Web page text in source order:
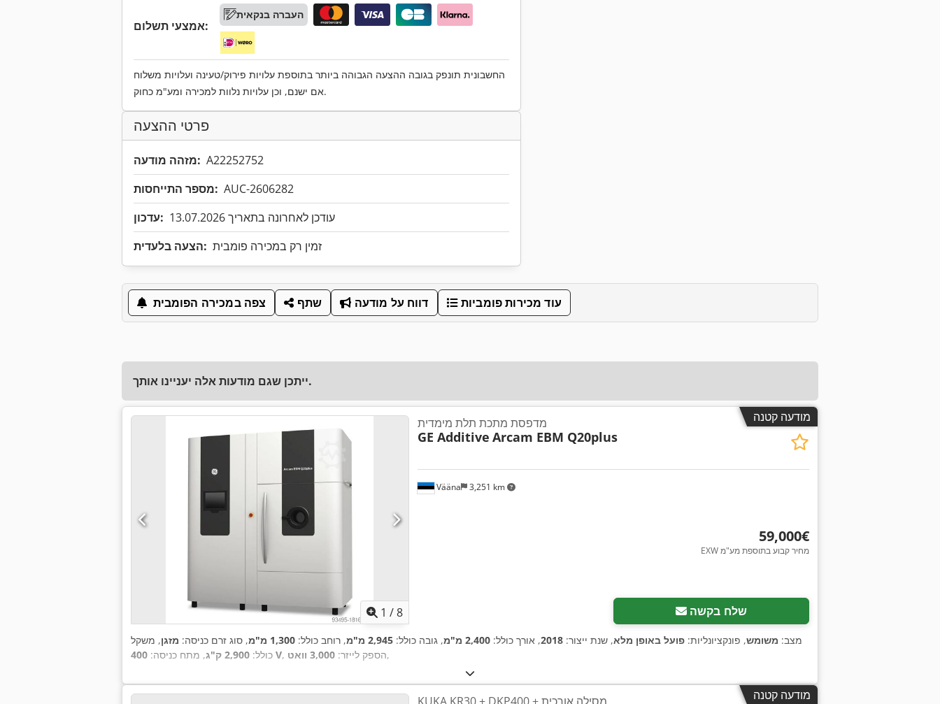
אמצעי תשלום:
העברה בנקאית
החשבונית תונפק בגובה ההצעה הגבוהה ביותר בתוספת עלויות פירוק/טעינה ועלויות משלוח
אם ישנם, וכן עלויות נלוות למכירה ומע"מ כחוק.
פרטי ההצעה
מזהה מודעה: A22252752
מספר התייחסות: AUC-2606282
עדכון:
עודכן לאחרונה בתאריך 13.07.2026
הצעה בלעדית: זמין רק במכירה פומבית
צפה במכירה הפומבית שתף דווח על מודעה עוד מכירות פומביות
ייתכן שגם מודעות אלה יעניינו אותך.
מודעה קטנה
1 /8
Vääna 3,251 km
מדפסת מתכת תלת מימדית
GE Additive Arcam EBM Q20plus
‏59,000 ‏€
EXW מחיר קבוע בתוספת מע"מ
שלח בקשה
מצב: משומש, פונקציונליות: פועל באופן מלא, שנת ייצור: 2018, אורך כולל: 2,400 מ"מ , גובה כולל: 2,945 מ"מ , רוחב כולל: 1,300 מ"מ , סוג זרם כניסה: מזגן, משקל
כולל: 2,900 ק"ג , מתח כניסה: 400 V , הספק לייזר: 3,000 וואט ,
מודעה קטנה